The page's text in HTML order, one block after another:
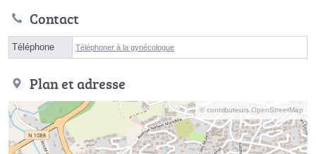
Contact
Téléphone Téléphoner à la gynécologue
Plan et adresse
© contributeurs OpenStreetMap